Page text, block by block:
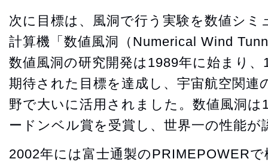
次に目標は、風洞で行う実験を数値シ
計算機「数値風洞（Numerical Wind
数値風洞の研究開発は1989年に始まり
期待された目標を達成し、宇宙航空関連
野で大いに活用されました。数値風洞
ードンベル賞を受賞し、世界一の性能が
2002年には富士通製のPRIMEPOWER